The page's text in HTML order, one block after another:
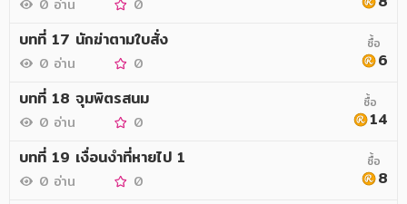
0 อ่าน 0
บทที่ 17 นักฆ่าตามใบสั่ง
0 อ่าน 0
ซื้อ
6
บทที่ 18 จุมพิตรสนม
0 อ่าน 0
ซื้อ
14
บทที่ 19 เงื่อนงำที่หายไป 1
0 อ่าน 0
ซื้อ
8